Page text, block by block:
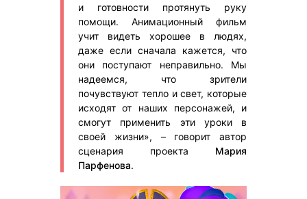
и готовности протянуть руку
помощи. Анимационный фильм
учит видеть хорошее в людях,
даже если сначала кажется, что
они поступают неправильно. Мы
надеемся, что зрители
почувствуют тепло и свет, которые
исходят от наших персонажей, и
смогут применить эти уроки в
своей жизни», – говорит автор
сценария проекта Мария
Парфенова.